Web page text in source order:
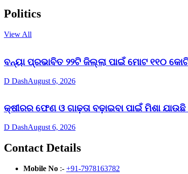
Politics
View All
ବନ୍ୟା ପ୍ରଭାବିତ ୨୨ଟି ଜିଲ୍ଲା ପାଇଁ ମୋଟ ୧୧୦
D DashAugust 6, 2026
କ୍ଷୀରର ଫେଣ ଓ ଗାଢ଼ତା ବଢ଼ାଇବା ପାଇଁ ମିଶା
D DashAugust 6, 2026
Contact Details
Mobile No :- +91-7978163782